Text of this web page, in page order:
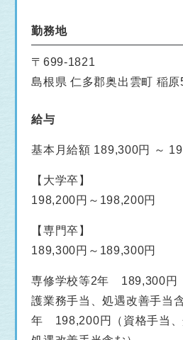
勤務地
〒699-1821
島根県 仁多郡奥出雲町 稲原
給与
基本月給額 189,300円 ～
【大学卒】
198,200円～198,200円
【専門卒】
189,300円～189,300円
専修学校等2年 189,300円
護業務手当、処遇改善手当
年 198,200円（資格手当、